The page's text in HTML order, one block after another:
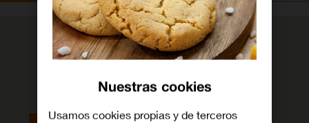
Nuestras cookies
Usamos cookies propias y de terceros